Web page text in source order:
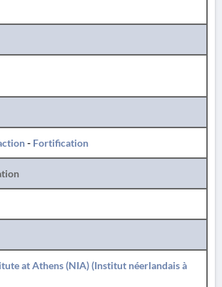
- Fortification
at Athens (NIA) (Institut néerlandais à